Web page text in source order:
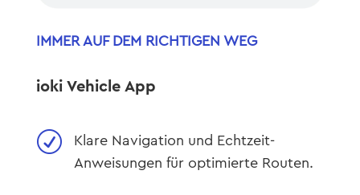
IMMER AUF DEM RICHTIGEN WEG
ioki Vehicle App
R
Klare Navigation und Echtzeit-
Anweisungen für optimierte Routen.